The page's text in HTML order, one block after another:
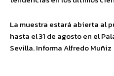
La muestra estará abierta al
hasta el 31 de agosto en el
Sevilla. Informa Alfredo Muñiz